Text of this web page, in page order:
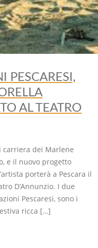
PESCARESI,
AL TEATRO
carriera dei Marlene
e il nuovo progetto
porterà a Pescara il
D’Annunzio. I due
Pescaresi, sono i
ricca […]